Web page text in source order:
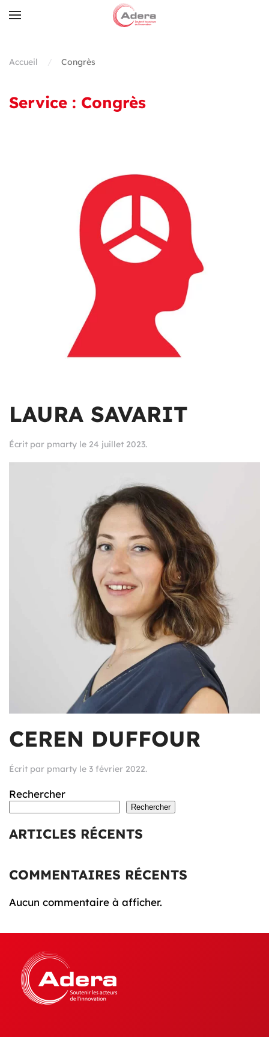
Skip to main content
Accueil Congrès
Service : Congrès
LAURA SAVARIT
Écrit par pmarty le 24 juillet 2023.
CEREN DUFFOUR
Écrit par pmarty le 3 février 2022.
Rechercher
Rechercher
ARTICLES RÉCENTS
COMMENTAIRES RÉCENTS
Aucun commentaire à afficher.